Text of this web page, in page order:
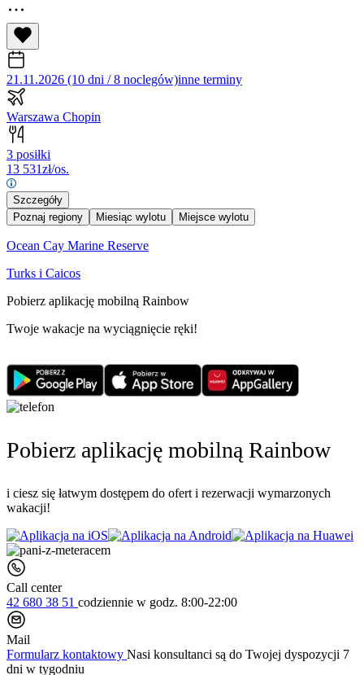
21.11.2026 (10 dni / 8 noclegów)inne terminy
Warszawa Chopin
3 posiłki
13 531zł/os.
Szczegóły
Poznaj regiony
Miesiąc wylotu Miejsce wylotu
Ocean Cay Marine Reserve
Turks i Caicos
Pobierz aplikację mobilną Rainbow
Twoje wakacje na wyciągnięcie ręki!
Pobierz aplikację mobilną Rainbow
i ciesz się łatwym dostępem do ofert i rezerwacji wymarzonych
wakacji!
Call center
42 680 38 51 codziennie w godz. 8:00-22:00
Mail
Formularz kontaktowy Nasi konsultanci są do Twojej dyspozycji 7
dni w tygodniu